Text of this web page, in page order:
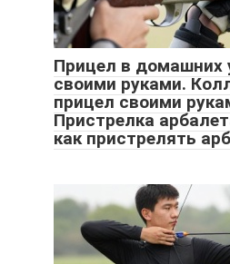
Прицел в домашних
своими руками.
прицел своими
Пристрелка
как пристрелять